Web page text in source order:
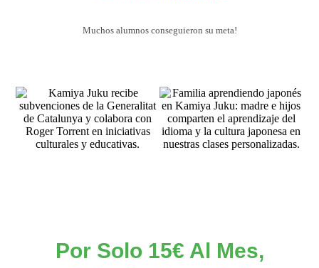
Muchos alumnos conseguieron su meta!
Por Solo 15€ Al Mes,